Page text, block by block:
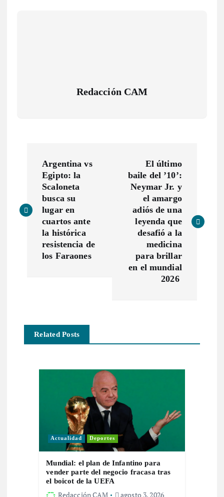
Redacción CAM
v
ó
Argentina vs
Egipto: la
Scaloneta
busca su
lugar en
cuartos ante
la histórica
resistencia de
los Faraones
El último
baile del ’10’:
Neymar Jr. y
el amargo
adiós de una
leyenda que
desafió a la
medicina
para brillar
en el mundial
2026
Related Posts
Actualidad Deportes
Mundial: el plan de Infantino para
vender parte del negocio fracasa tras
el boicot de la UEFA
Redacción CAM agosto 3, 2026